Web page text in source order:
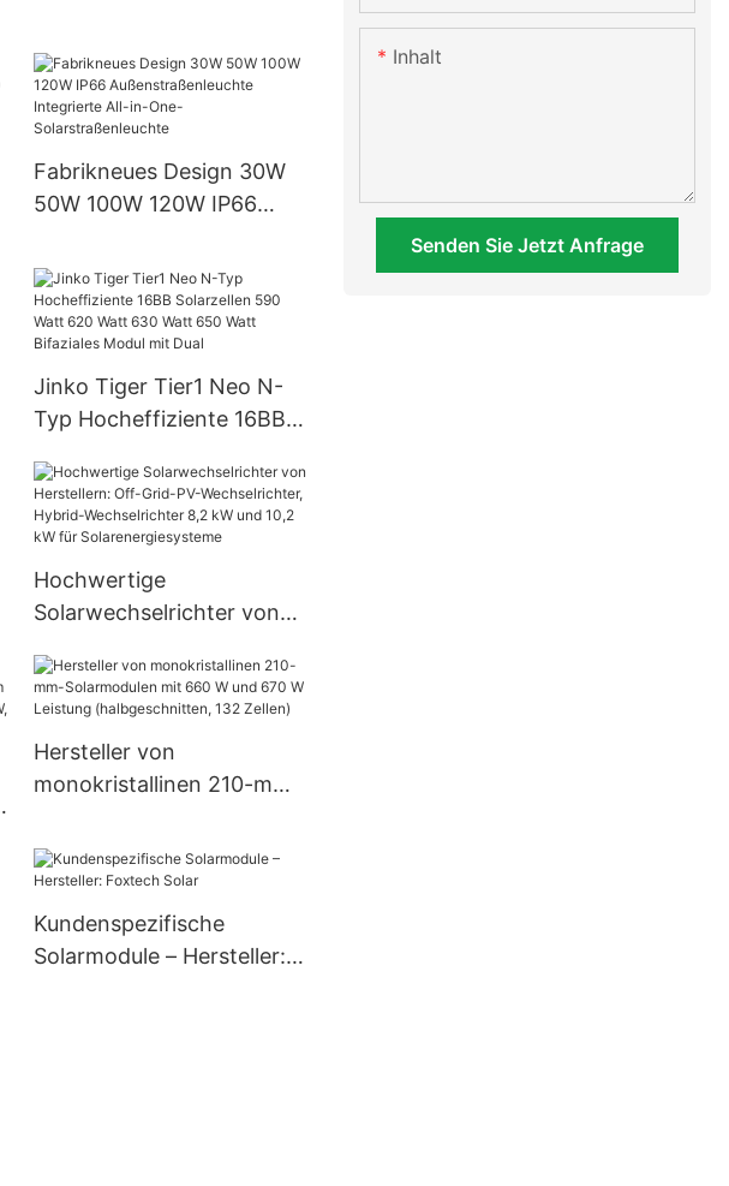
Fabrikneues Design 30W
50W 100W 120W IP66
Integrierte All-in-One-
Solarstraßenleuchte
Jinko Tiger Tier1 Neo N-
Typ Hocheffiziente 16BB
Watt 630 Watt 650 Watt
Bifaziales Modul mit Dual
Hochwertige
Solarwechselrichter von
Wechselrichter, Hybrid-
Wechselrichter 8,2 kW und
10,2 kW für
Solarenergiesysteme
Hersteller von
monokristallinen 210-mm-
und 670 W Leistung
(halbgeschnitten, 132
Zellen)
Kundenspezifische
Solarmodule – Hersteller:
Inhalt
Senden Sie Jetzt Anfrage